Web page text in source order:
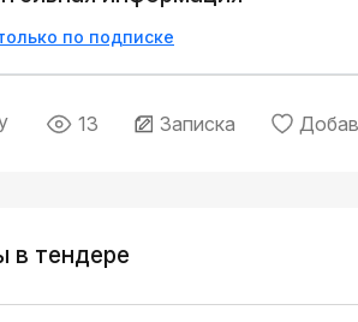
по подписке
13 Записка
в тендере